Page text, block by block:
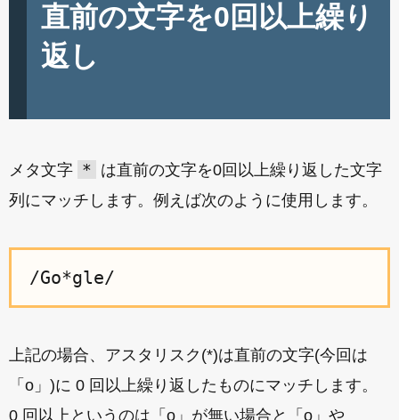
直前の文字を0回以上繰り
返し
メタ文字 * は直前の文字を0回以上繰り返した文字
列にマッチします。例えば次のように使用します。
上記の場合、アスタリスク(*)は直前の文字(今回は
「o」)に 0 回以上繰り返したものにマッチします。
0 回以上というのは「o」が無い場合と「o」や